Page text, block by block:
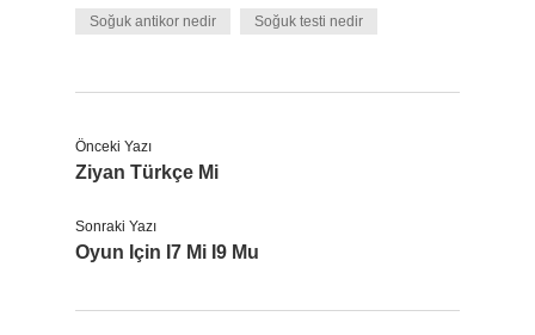
Soğuk antikor nedir Soğuk testi nedir
Önceki Yazı
Ziyan Türkçe Mi
Sonraki Yazı
Oyun Için I7 Mi I9 Mu